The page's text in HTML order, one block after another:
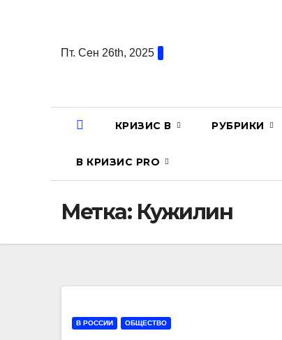
содержаниюПт. Сен 26th, 2025
КРИЗИС В РУБРИКИ
В КРИЗИС PRO
Метка: Кужилин
В РОССИИ ОБЩЕСТВО